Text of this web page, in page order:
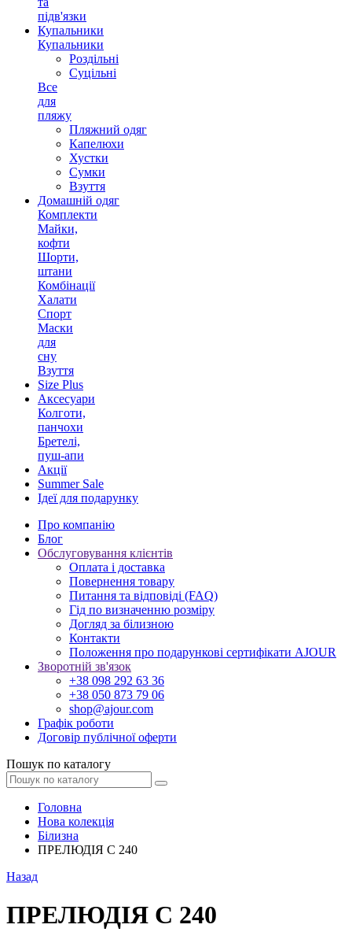
підв'язки
Купальники
Купальники
Роздільні
Суцільні
Все
для
пляжу
Пляжний одяг
Капелюхи
Хустки
Сумки
Взуття
Домашній одяг
Комплекти
Майки,
кофти
Шорти,
штани
Комбінації
Халати
Спорт
Маски
для
сну
Взуття
Size Plus
Аксесуари
Колготи,
панчохи
Бретелі,
пуш-апи
Акції
Summer Sale
Ідеї для подарунку
Про компанію
Блог
Обслуговування клієнтів
Оплата і доставка
Повернення товару
Питання та відповіді (FAQ)
Гід по визначенню розміру
Догляд за білизною
Контакти
Положення про подарункові сертифікати AJOUR
Зворотній зв'язок
+38 098 292 63 36
+38 050 873 79 06
shop@ajour.com
Графік роботи
Договір публічної оферти
Пошук по каталогу
Головна
Нова колекція
Білизна
ПРЕЛЮДІЯ С 240
Назад
ПРЕЛЮДІЯ С 240